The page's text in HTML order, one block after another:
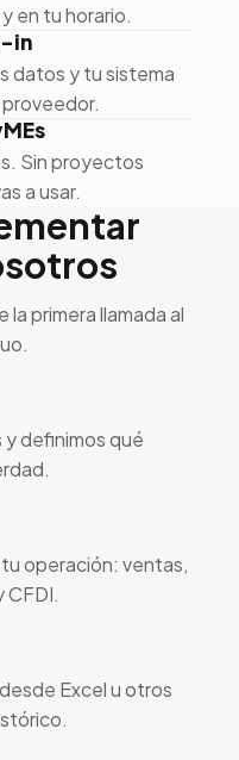
en tu horario.
in
datos y tu sistema
Sin proyectos
a usar.
la primera llamada al
definimos qué
operación: ventas,
CFDI.
Excel u otros